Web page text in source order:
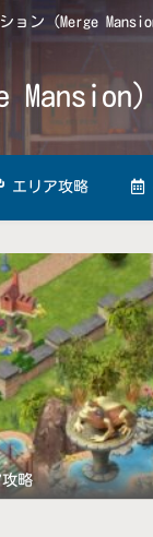
ン（Merge
Mansion
エリア攻略
略